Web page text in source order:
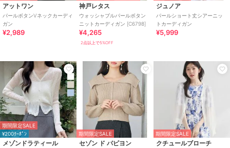
アットワン
パールボタンVネックカーディ
ガン
¥2,989
神戸レタス
ウォッシャブルパールボタン
ニットカーディガン [C6798]
¥4,265
2点以上で5%OFF
ジュノア
パールショート丈シアーニッ
トカーディガン
¥5,999
期間限定SALE
¥200ｸｰﾎﾟﾝ
メゾンドラティール
期間限定SALE
セゾン ド パピヨン
期間限定SALE
クチュールブローチ